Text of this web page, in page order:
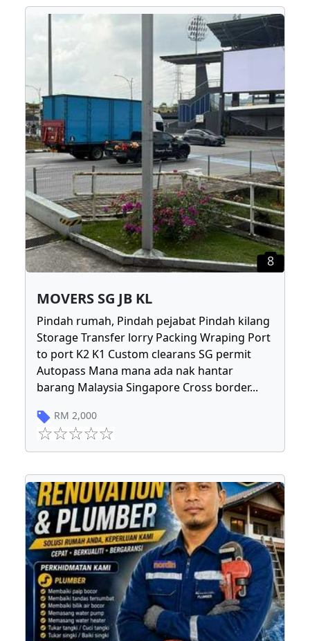
8
MOVERS SG JB KL
Pindah rumah, Pindah pejabat Pindah kilang
Storage Transfer lorry Packing Wraping Port
to port K2 K1 Custom clearans SG permit
Autopass Mana mana ada nak hantar
barang Malaysia Singapore Cross border...
RM 2,000